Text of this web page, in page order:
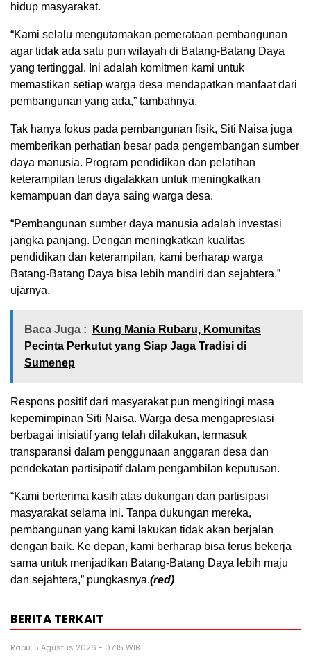
hidup masyarakat.
“Kami selalu mengutamakan pemerataan pembangunan
agar tidak ada satu pun wilayah di Batang-Batang Daya
yang tertinggal. Ini adalah komitmen kami untuk
memastikan setiap warga desa mendapatkan manfaat dari
pembangunan yang ada,” tambahnya.
Tak hanya fokus pada pembangunan fisik, Siti Naisa juga
memberikan perhatian besar pada pengembangan sumber
daya manusia. Program pendidikan dan pelatihan
keterampilan terus digalakkan untuk meningkatkan
kemampuan dan daya saing warga desa.
“Pembangunan sumber daya manusia adalah investasi
jangka panjang. Dengan meningkatkan kualitas
pendidikan dan keterampilan, kami berharap warga
Batang-Batang Daya bisa lebih mandiri dan sejahtera,”
ujarnya.
Baca Juga :
Kung Mania Rubaru, Komunitas
Pecinta Perkutut yang Siap Jaga Tradisi di
Sumenep
Respons positif dari masyarakat pun mengiringi masa
kepemimpinan Siti Naisa. Warga desa mengapresiasi
berbagai inisiatif yang telah dilakukan, termasuk
transparansi dalam penggunaan anggaran desa dan
pendekatan partisipatif dalam pengambilan keputusan.
“Kami berterima kasih atas dukungan dan partisipasi
masyarakat selama ini. Tanpa dukungan mereka,
pembangunan yang kami lakukan tidak akan berjalan
dengan baik. Ke depan, kami berharap bisa terus bekerja
sama untuk menjadikan Batang-Batang Daya lebih maju
dan sejahtera,” pungkasnya.(red)
BERITA TERKAIT
Rabu, 5 Agustus 2026 - 07:15 WIB